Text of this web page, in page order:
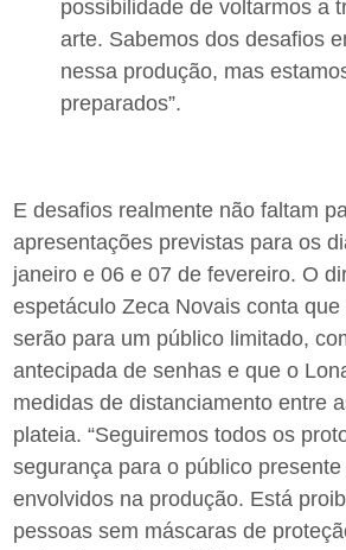
possibilidade de voltarmos a
arte. Sabemos dos desafios
nessa produção, mas
preparados”.
E desafios realmente não faltam
apresentações previstas para os
janeiro e 06 e 07 de fevereiro. O
espetáculo Zeca Novais conta
serão para um público limitado,
antecipada de senhas e que o
medidas de distanciamento entre
plateia. “Seguiremos todos os
segurança para o público
envolvidos na produção. Está
pessoas sem máscaras de